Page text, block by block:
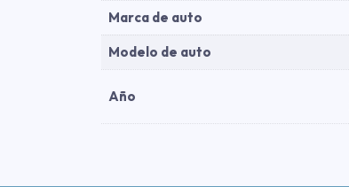
Marca de auto
Modelo de auto
Año